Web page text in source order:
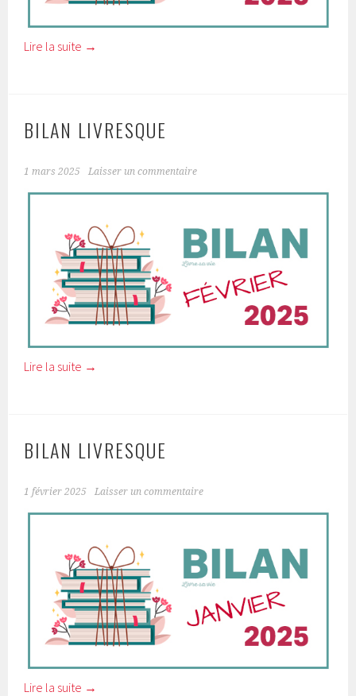
Lire la suite →
BILAN LIVRESQUE
1 mars 2025 Laisser un commentaire
Lire la suite →
BILAN LIVRESQUE
1 février 2025 Laisser un commentaire
Lire la suite →